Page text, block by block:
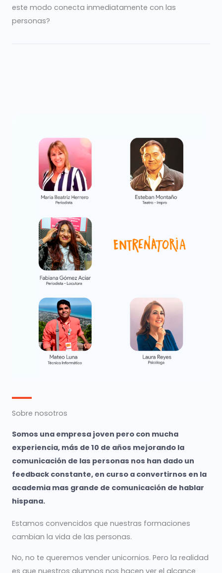
este modo conecta inmediatamente con las
personas?
Sobre nosotros
Somos una empresa joven pero con mucha
experiencia, más de 10 de años mejorando la
comunicación de las personas nos han dado un
feedback constante, en curso a convertirnos en la
academia mas grande de comunicación de hablar
hispana.
Estamos convencidos que nuestras formaciones
cambian la vida de las personas.
No, no te queremos vender unicornios. Pero la realidad
es que nuestros alumnos nos hacen ver el alcance